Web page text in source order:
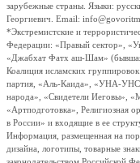
зарубежные страны. Языки:
Георгиевич. Email:
*Экстремистские и
Федерации: «Правый сектор»,
«Джабхат Фатх аш-Шам»
Коалиция исламских
партия, «Аль-Каида», «УНА-
народа», «Свидетели Иеговы»,
«Артподготовка», Религиозная
в России» и входящие в ее
Информация, размещенная на
дизайна, логотипы, товарные